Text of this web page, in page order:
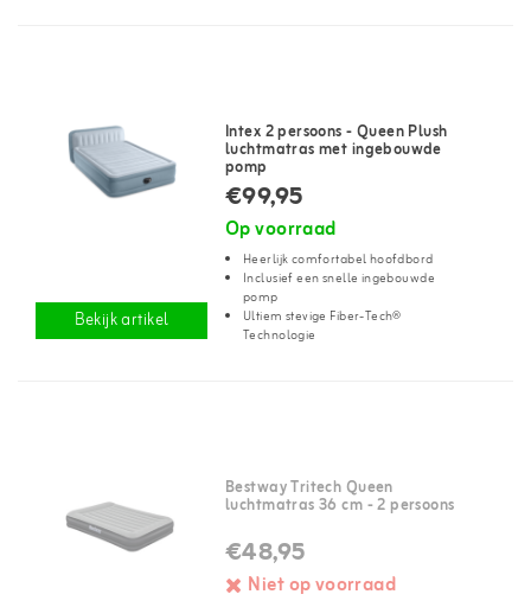
Bekijk artikel
Intex 2 persoons - Queen Plush
luchtmatras met ingebouwde
pomp
€99,95
Op voorraad
Heerlijk comfortabel hoofdbord
Inclusief een snelle ingebouwde
pomp
Ultiem stevige Fiber-Tech®
Technologie
Bestway Tritech Queen
luchtmatras 36 cm - 2 persoons
€48,95
Niet op voorraad